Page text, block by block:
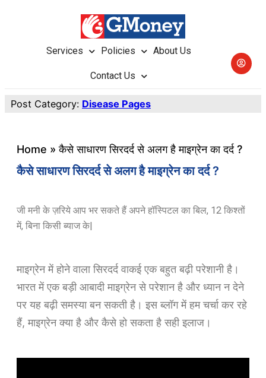
Services Policies About Us
Contact Us
Post Category: Disease Pages
Home »कैसे साधारण सिरदर्द से अलग है माइग्रेन का दर्द ?
कैसे साधारण सिरदर्द से अलग है माइग्रेन का दर्द ?
जी मनी के ज़रिये आप भर सकते हैं अपने हॉस्पिटल का बिल, 12 किश्तों
में, बिना किसी ब्याज के|
माइग्रेन में होने वाला सिरदर्द वाकई एक बहुत बढ़ी परेशानी है।
भारत में एक बड़ी आबादी माइग्रेन से परेशान है और ध्यान न देने
पर यह बढ़ी समस्या बन सकती है। इस ब्लॉग में हम चर्चा कर रहे
हैं, माइग्रेन क्या है और कैसे हो सकता है सही इलाज।